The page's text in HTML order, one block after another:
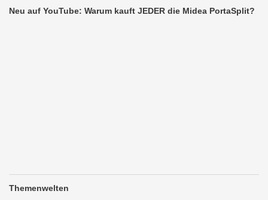
Neu auf YouTube: Warum kauft JEDER die Midea PortaSplit?
Themenwelten